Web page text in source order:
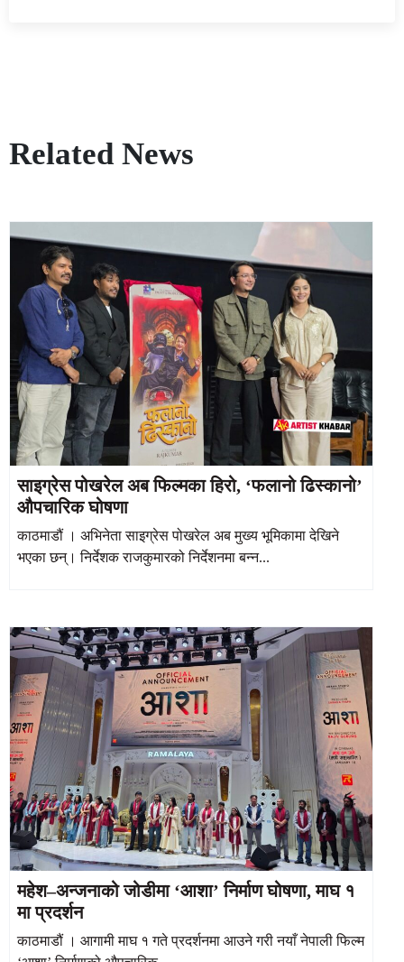
Related News
साइग्रेस पोखरेल अब फिल्मका हिरो, ‘फलानो ढिस्कानो’
औपचारिक घोषणा
काठमाडौं । अभिनेता साइग्रेस पोखरेल अब मुख्य भूमिकामा देखिने
भएका छन्। निर्देशक राजकुमारको निर्देशनमा बन्न...
महेश–अन्जनाको जोडीमा ‘आशा’ निर्माण घोषणा, माघ १
मा प्रदर्शन
काठमाडौं । आगामी माघ १ गते प्रदर्शनमा आउने गरी नयाँ नेपाली फिल्म